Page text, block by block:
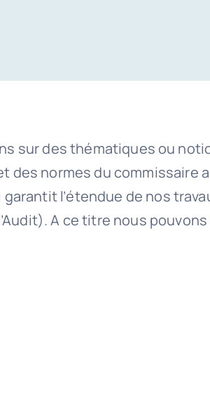
sur des thématiques ou
normes du commissaire
l’étendue de nos
A ce titre nous